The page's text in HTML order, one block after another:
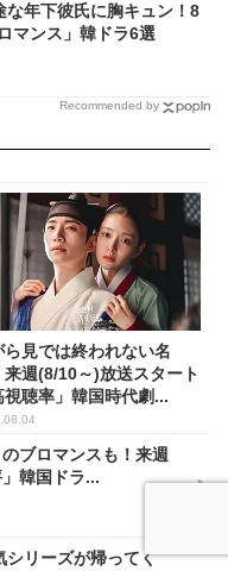
な年下彼氏に胸キュン！8
マンス」韓ドラ6選
Recommended by
ら見では終われない名
来週(8/10～)放送スタート
視聴率」韓国時代劇...
ブロマンスも！来週
韓国ドラ...
シリーズが帰ってく